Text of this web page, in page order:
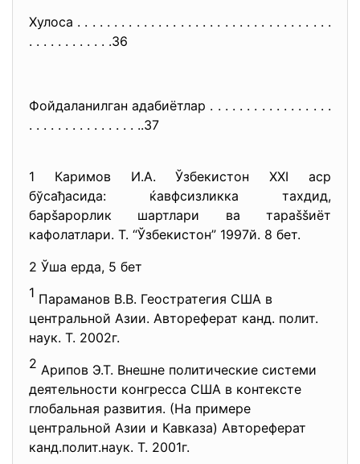
Хулоса . . . . . . . . . . . . . . . . . . . . . . . . . . . . . . . . . . .
. . . . . . . . . . . .36
Фойдаланилган адабиётлар . . . . . . . . . . . . . . . . .
. . . . . . . . . . . . . . . ..37
1 Каримов И.А. Ўзбекистон XXI аср
бўсађасида: ќавфсизликка тахдид,
барšарорлик шартлари ва тараššиёт
кафолатлари. Т. “Ўзбекистон” 1997й. 8 бет.
2 Ўша ерда, 5 бет
1 Параманов В.В. Геостратегия США в
центральной Азии. Автореферат канд. полит.
наук. Т. 2002г.
2 Арипов Э.Т. Внешне политические системи
деятельности конгресса США в контексте
глобальная развития. (На примере
центральной Азии и Кавказа) Автореферат
канд.полит.наук. Т. 2001г.